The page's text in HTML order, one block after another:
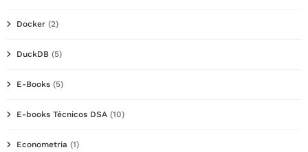
Docker (2)
DuckDB (5)
E-Books (5)
E-books Técnicos DSA (10)
Econometria (1)